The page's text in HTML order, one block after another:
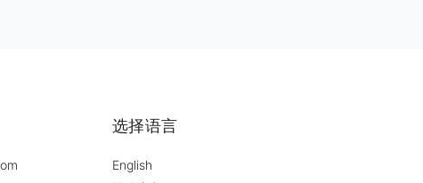
选择语言
English